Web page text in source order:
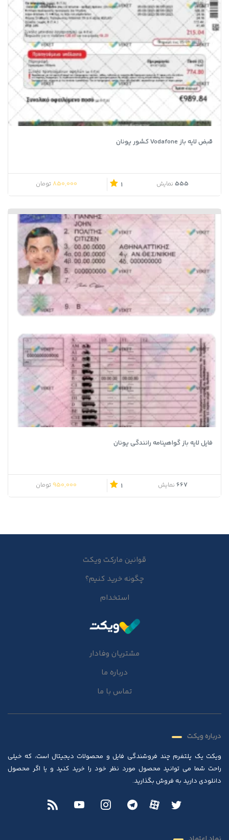
قبض لایه باز Vodafone کشور یونان
555 نمایش 1
850,000 تومان
فایل لایه باز گواهینامه رانندگی یونان
667 نمایش 1
950,000تومان
قوانین مارکت ویکت
چگونه خرید کنیم؟
استخدام
مشتریان وفادار
درباره ما
تماس با ما
درباره ویکت
ویکت یک پلتفرم چند فروشندگی فایل و محصولات دیجیتال است، که خیلی
راحت شما می توانید محصول مورد نظر خود را خرید کنید و یا اگر محصول
دانلودی دارید به فروش بگذارید.